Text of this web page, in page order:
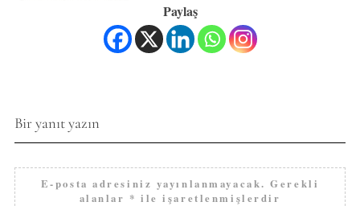
Paylaş
Bir yanıt yazın
E-posta adresiniz yayınlanmayacak. Gerekli
alanlar * ile işaretlenmişlerdir